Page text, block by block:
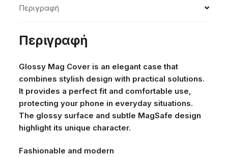
ποσότητα
Περιγραφή
Περιγραφή
Glossy Mag Cover is an elegant case that
combines stylish design with practical solutions.
It provides a perfect fit and comfortable use,
protecting your phone in everyday situations.
The glossy surface and subtle MagSafe design
highlight its unique character.
Fashionable and modern